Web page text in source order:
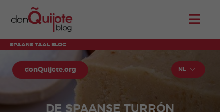
SPAANS TAAL BLOG
donQuijote.org NL
DE SPAANSE TURRÓN